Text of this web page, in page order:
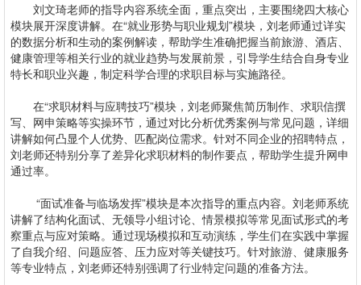
刘文琦老师的指导内容系统全面，重点突出，主要围绕四大核心
模块展开深度讲解。在“就业形势与职业规划”模块，刘老师通过详实
的数据分析和生动的案例解读，帮助学生准确把握当前旅游、酒店、
健康管理等相关行业的就业趋势与发展前景，引导学生结合自身专业
特长和职业兴趣，制定科学合理的求职目标与实施路径。
在“求职材料与应聘技巧”模块，刘老师聚焦简历制作、求职信撰
写、网申策略等实操环节，通过对比分析优秀案例与常见问题，详细
讲解如何凸显个人优势、匹配岗位需求。针对不同企业的招聘特点，
刘老师还特别分享了差异化求职材料的制作要点，帮助学生提升网申
通过率。
“面试准备与临场发挥”模块是本次指导的重点内容。刘老师系统
讲解了结构化面试、无领导小组讨论、情景模拟等常见面试形式的考
察重点与应对策略。通过现场模拟和互动演练，学生们在实践中掌握
了自我介绍、问题应答、压力应对等关键技巧。针对旅游、健康服务
等专业特点，刘老师还特别强调了行业特定问题的准备方法。